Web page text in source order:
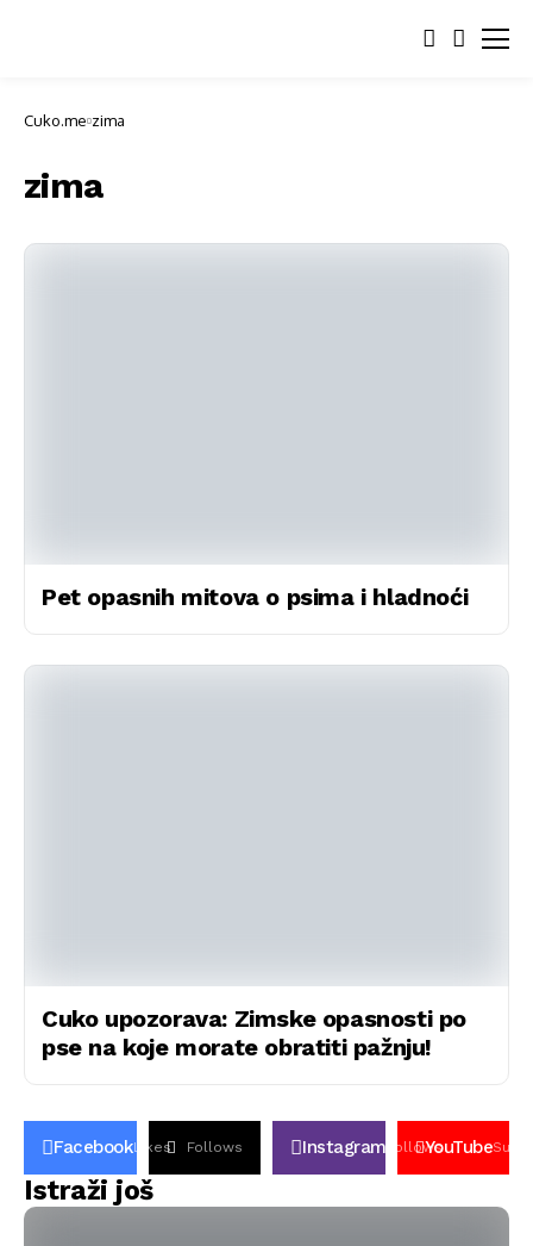
Cuko.me zima
zima
Pet opasnih mitova o psima i hladnoći
Cuko upozorava: Zimske opasnosti po
pse na koje morate obratiti pažnju!
FacebookLikes Follows Instagram FollowsYouTube
Istraži još